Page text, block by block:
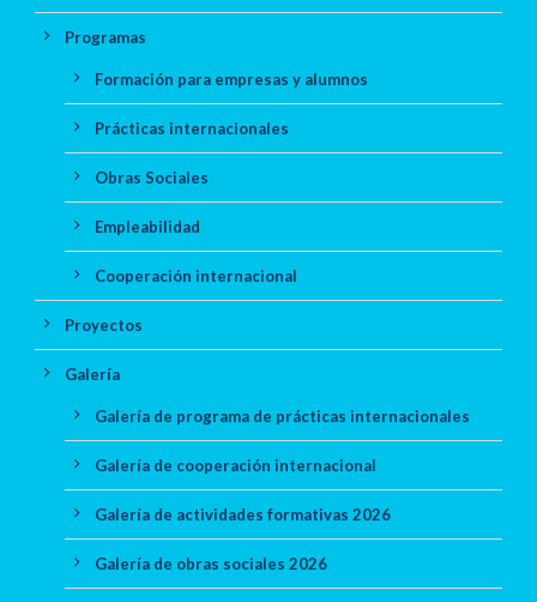
Programas
Formación para empresas y alumnos
Prácticas internacionales
Obras Sociales
Empleabilidad
Cooperación internacional
Proyectos
Galería
Galería de programa de prácticas internacionales
Galería de cooperación internacional
Galería de actividades formativas 2026
Galería de obras sociales 2026